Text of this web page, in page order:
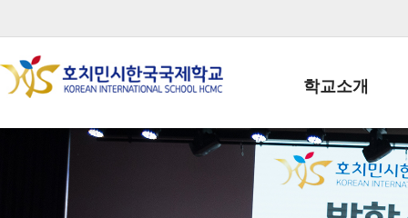
학교소개
학교장인사말
학생회장인사말
학교상징